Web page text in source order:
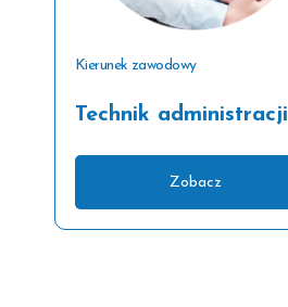
Kierunek zawodowy
Technik administracji
Zobacz